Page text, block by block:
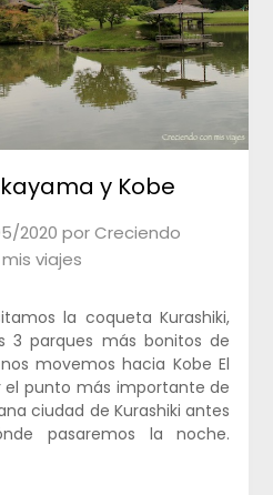
y Kobe
2020 porCreciendo
viajes
la coqueta Kurashiki,
3 parques más bonitos de
movemos hacia Kobe El
el punto más importante de
ciudad de Kurashiki antes
pasaremos la noche.